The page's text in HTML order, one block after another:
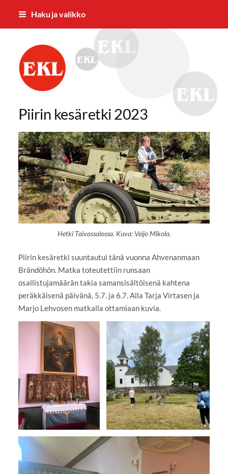
Siirry
Haku ja valikko
Eläkkeensaajien Keskusliiton
Piirin kesäretki 2023
Hetki Taivassalossa. Kuva: Veijo Mikola.
Piirin kesäretki suuntautui tänä vuonna Ahvenanmaan
Brändöhön. Matka toteutettiin runsaan
osallistujamäärän takia samansisältöisenä kahtena
peräkkäisenä päivänä, 5.7. ja 6.7. Alla Tarja Virtasen ja
Marjo Lehvosen matkalla ottamiaan kuvia.